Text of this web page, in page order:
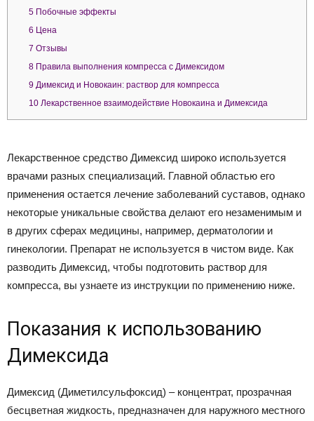
5 Побочные эффекты
6 Цена
7 Отзывы
8 Правила выполнения компресса с Димексидом
9 Димексид и Новокаин: раствор для компресса
10 Лекарственное взаимодействие Новокаина и Димексида
Лекарственное средство Димексид широко используется
врачами разных специализаций. Главной областью его
применения остается лечение заболеваний суставов, однако
некоторые уникальные свойства делают его незаменимым и
в других сферах медицины, например, дерматологии и
гинекологии. Препарат не используется в чистом виде. Как
разводить Димексид, чтобы подготовить раствор для
компресса, вы узнаете из инструкции по применению ниже.
Показания к использованию
Димексида
Димексид (Диметилсульфоксид) – концентрат, прозрачная
бесцветная жидкость, предназначен для наружного местного